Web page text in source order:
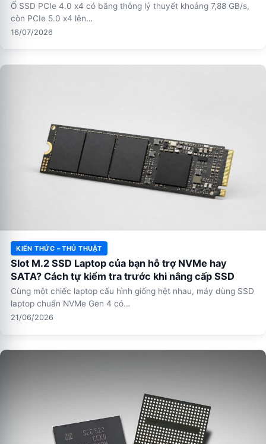
Ổ SSD PCIe 4.0 x4 có băng thông lý thuyết khoảng 7,88 GB/s,
còn PCIe 5.0 x4 lên…
16/07/2026
KIẾN THỨC – THỦ THUẬT
Slot M.2 SSD Laptop của bạn hỗ trợ NVMe hay
SATA? Cách tự kiểm tra trước khi nâng cấp SSD
Cùng một chiếc laptop cấu hình giống hệt nhau, máy dùng SSD
laptop chuẩn NVMe Gen 4 có…
21/06/2026